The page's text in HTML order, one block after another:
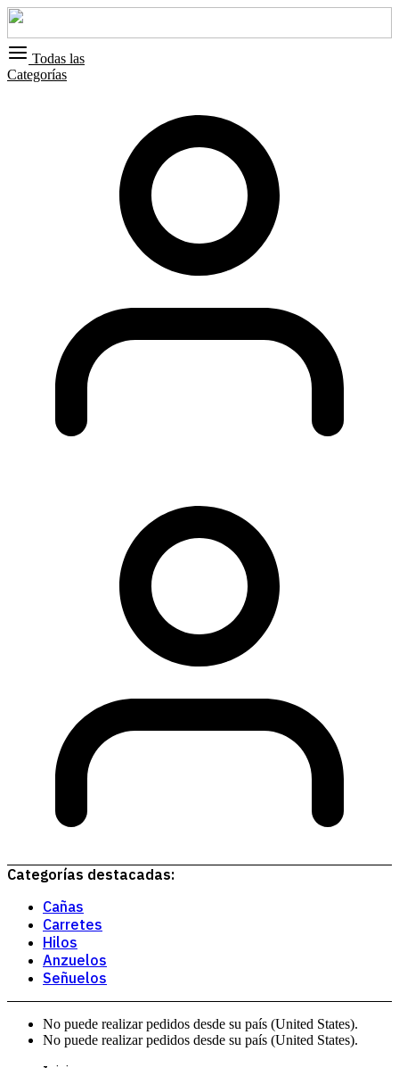
Todas las
Categorías
Categorías destacadas:
Cañas
Carretes
Hilos
Anzuelos
Señuelos
No puede realizar pedidos desde su país (United States).
No puede realizar pedidos desde su país (United States).